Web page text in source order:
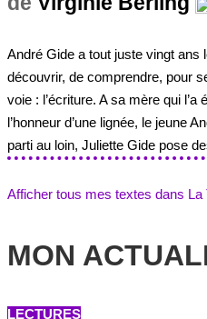
André Gide a tout juste vingt ans
découvrir, de comprendre, pour
voie : l’écriture. A sa mère qui l’a
l’honneur d’une lignée, le jeune
parti au loin, Juliette Gide pose
Afficher tous mes textes dans La
MON
LECTURES